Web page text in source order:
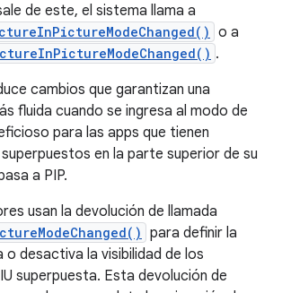
de este, el sistema llama a
o a
.
cambios que garantizan una
fluida cuando se ingresa al modo de
para las apps que tienen
en la parte superior de su
a PIP.
usan la devolución de llamada
para definir la
o desactiva la visibilidad de los
superpuesta. Esta devolución de